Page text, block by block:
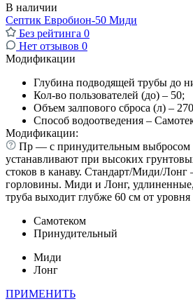
В наличии
Септик Евробион-50 Миди
Без рейтинга 0
Нет отзывов 0
Модификации
Глубина подводящей трубы до
Кол-во пользователей (до) – 50;
Объем залпового сброса (л) –
Способ водоотведения –
Модификации:
Пр — с принудительным выбросом
устанавливают при высоких
стоков в канаву. Стандарт/Миди/
горловины. Миди и Лонг,
труба выходит глубже 60 см от уровня
Самотеком
Принудительный
Миди
Лонг
ПРИМЕНИТЬ